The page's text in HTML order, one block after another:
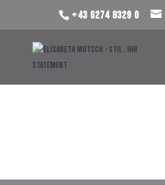
+43 6274 8329 0